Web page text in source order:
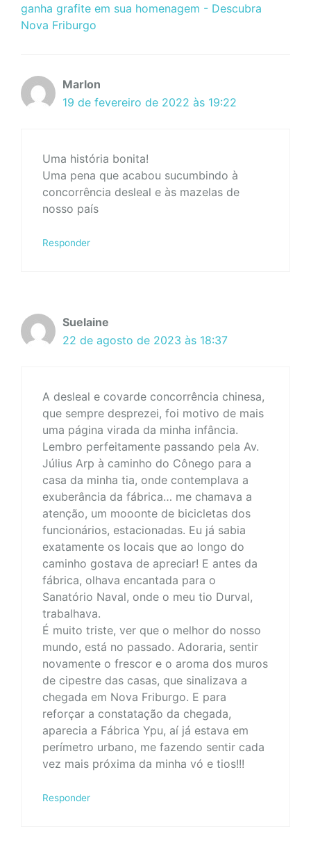
ganha grafite em sua homenagem - Descubra
Nova Friburgo
Marlon
19 de fevereiro de 2022 às 19:22
Uma história bonita!
Uma pena que acabou sucumbindo à
concorrência desleal e às mazelas de
nosso país
Responder
Suelaine
22 de agosto de 2023 às 18:37
A desleal e covarde concorrência chinesa,
que sempre desprezei, foi motivo de mais
uma página virada da minha infância.
Lembro perfeitamente passando pela Av.
Július Arp à caminho do Cônego para a
casa da minha tia, onde contemplava a
exuberância da fábrica… me chamava a
atenção, um mooonte de bicicletas dos
funcionários, estacionadas. Eu já sabia
exatamente os locais que ao longo do
caminho gostava de apreciar! E antes da
fábrica, olhava encantada para o
Sanatório Naval, onde o meu tio Durval,
trabalhava.
É muito triste, ver que o melhor do nosso
mundo, está no passado. Adoraria, sentir
novamente o frescor e o aroma dos muros
de cipestre das casas, que sinalizava a
chegada em Nova Friburgo. E para
reforçar a constatação da chegada,
aparecia a Fábrica Ypu, aí já estava em
perímetro urbano, me fazendo sentir cada
vez mais próxima da minha vó e tios!!!
Responder